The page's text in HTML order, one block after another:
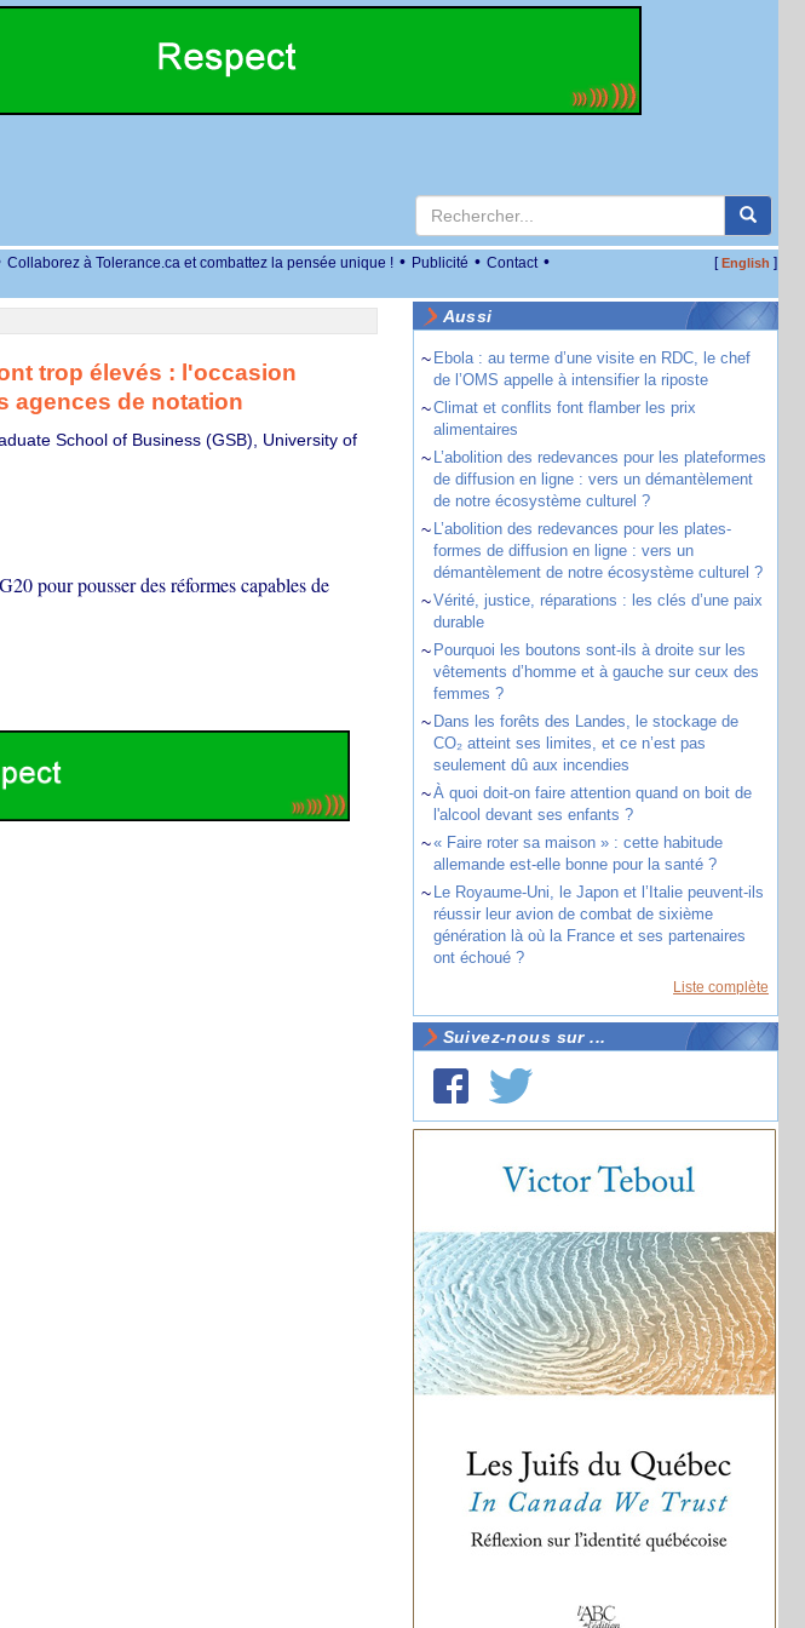
Collaborez à Tolerance.ca et combattez la pensée unique ! • Publicité • Contact • [English ]
trop élevés : l'occasion
agences de notation
School of Business (GSB), University of
pour pousser des réformes capables de
Aussi
~ Ebola : au terme d’une visite en RDC, le chef
de l’OMS appelle à intensifier la riposte
~Climat et conflits font flamber les prix
alimentaires
~ L’abolition des redevances pour les plateformes
de diffusion en ligne : vers un démantèlement
de notre écosystème culturel ?
~ L’abolition des redevances pour les plates-
formes de diffusion en ligne : vers un
démantèlement de notre écosystème culturel ?
~Vérité, justice, réparations : les clés d’une paix
durable
~ Pourquoi les boutons sont-ils à droite sur les
vêtements d’homme et à gauche sur ceux des
femmes ?
~ Dans les forêts des Landes, le stockage de
CO₂ atteint ses limites, et ce n’est pas
seulement dû aux incendies
~À quoi doit-on faire attention quand on boit de
l'alcool devant ses enfants ?
~« Faire roter sa maison » : cette habitude
allemande est-elle bonne pour la santé ?
~ Le Royaume-Uni, le Japon et l’Italie peuvent-ils
réussir leur avion de combat de sixième
génération là où la France et ses partenaires
ont échoué ?
Liste complète
Suivez-nous sur ...